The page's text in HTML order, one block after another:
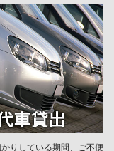
りしている期間、ご不便